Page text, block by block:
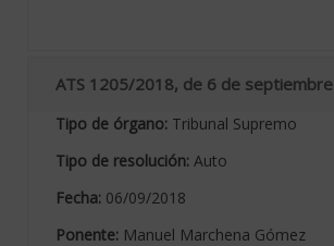
ATS 1205/2018, de 6 de septiembre
Tipo de órgano: Tribunal Supremo
Tipo de resolución: Auto
Fecha: 06/09/2018
Ponente: Manuel Marchena Gómez